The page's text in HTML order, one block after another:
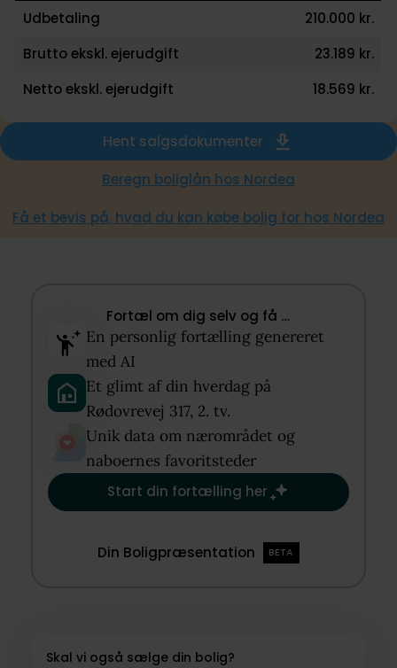
Udbetaling
210.000 kr.
Brutto ekskl. ejerudgift
23.189 kr.
Netto ekskl. ejerudgift
18.569 kr.
Hent salgsdokumenter
Beregn boliglån hos Nordea
Få et bevis på, hvad du kan købe bolig for hos Nordea
Fortæl om dig selv og få …​
En personlig fortælling genereret
med AI​
Et glimt af din hverdag på
Rødovrevej 317, 2. tv.​
Unik data om nærområdet og
naboernes favoritsteder​
Start din fortælling her
Din Boligpræsentation BETA
Skal vi også sælge din bolig?